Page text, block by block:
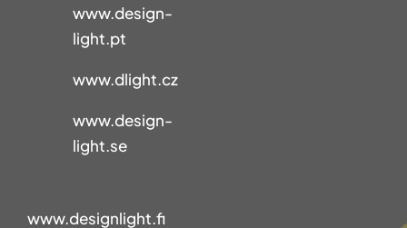
www.design-
light.pt
www.dlight.cz
www.design-
light.se
www.designlight.fi